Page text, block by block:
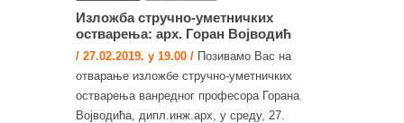
Изложба стручно-уметничких
остварења: арх. Горан Војводић
/ 27.02.2019. у 19.00 / Позивамо Вас на
отварање изложбе стручно-уметничких
остварења ванредног професора Горана
Војводића, дипл.инж.арх, у среду, 27.